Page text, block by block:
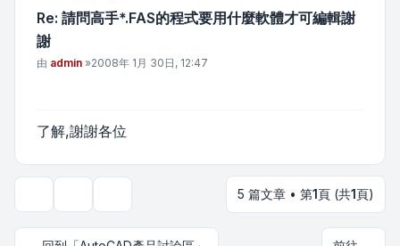
Re: 請問高手*.FAS的程式要用什麼軟體才可編輯謝
謝
文章
由 admin »2008年 1月 30日, 12:47
了解,謝謝各位
5 篇文章 • 第1頁 (共1頁)